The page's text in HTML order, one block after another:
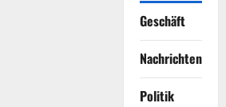
Geschäft
Nachrichten
Politik